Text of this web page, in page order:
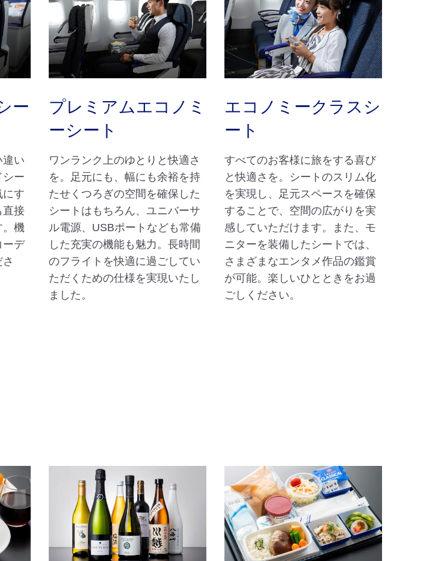
ー
違い
シー
にす
直接
。機
ーデ
プレミアムエコノミ
ーシート
ワンランク上のゆとりと快適さ
を。足元にも、幅にも余裕を持
たせくつろぎの空間を確保した
シートはもちろん、ユニバーサ
ル電源、USBポートなども常備
した充実の機能も魅力。長時間
のフライトを快適に過ごしてい
ただくための仕様を実現いたし
ました。
エコノミークラスシ
ート
すべてのお客様に旅をする喜び
と快適さを。シートのスリム化
を実現し、足元スペースを確保
することで、空間の広がりを実
感していただけます。また、モ
ニターを装備したシートでは、
さまざまなエンタメ作品の鑑賞
が可能。楽しいひとときをお過
ごしください。